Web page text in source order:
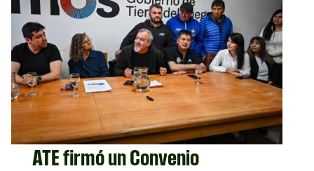
ATE firmó un Convenio